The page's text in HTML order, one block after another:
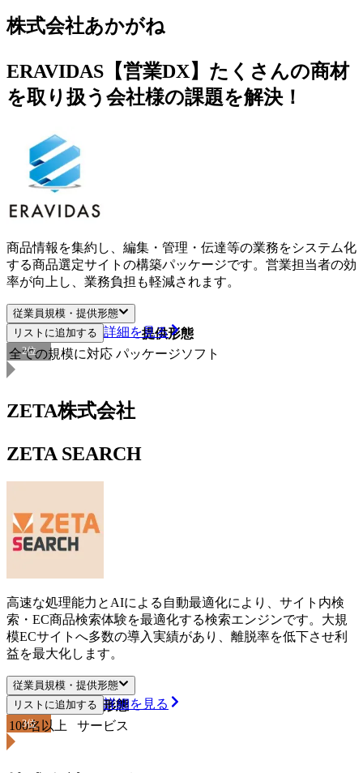
株式会社あかがね
ERAVIDAS【営業DX】たくさんの商材
を取り扱う会社様の課題を解決！
商品情報を集約し、編集・管理・伝達等の業務をシステム化
する商品選定サイトの構築パッケージです。営業担当者の効
率が向上し、業務負担も軽減されます。
従業員規模・提供形態
従業員規模
提供形態
全ての規模に対応 パッケージソフト
リストに追加する 詳細を見る
2位
ZETA株式会社
ZETA SEARCH
高速な処理能力とAIによる自動最適化により、サイト内検
索・EC商品検索体験を最適化する検索エンジンです。大規
模ECサイトへ多数の導入実績があり、離脱率を低下させ利
益を最大化します。
従業員規模・提供形態
従業員規模 提供形態
100名以上
サービス
リストに追加する 詳細を見る
3位